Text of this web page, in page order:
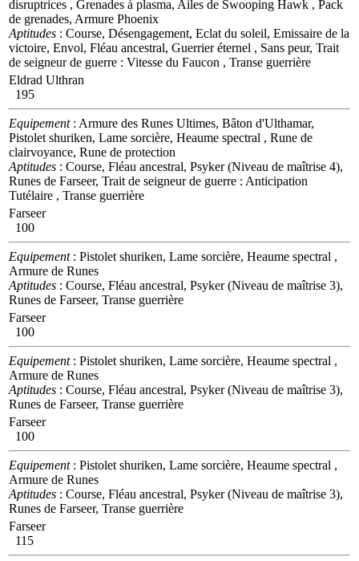
disruptrices , Grenades à plasma, Ailes de Swooping Hawk , Pack
de grenades, Armure Phoenix
Aptitudes : Course, Désengagement, Eclat du soleil, Emissaire de la
victoire, Envol, Fléau ancestral, Guerrier éternel , Sans peur, Trait
de seigneur de guerre : Vitesse du Faucon , Transe guerrière
Eldrad Ulthran
195
Equipement: Armure des Runes Ultimes, Bâton d'Ulthamar,
Pistolet shuriken, Lame sorcière, Heaume spectral , Rune de
clairvoyance, Rune de protection
Aptitudes : Course, Fléau ancestral, Psyker (Niveau de maîtrise 4),
Runes de Farseer, Trait de seigneur de guerre : Anticipation
Tutélaire , Transe guerrière
Farseer
100
Equipement: Pistolet shuriken, Lame sorcière, Heaume spectral ,
Armure de Runes
Aptitudes : Course, Fléau ancestral, Psyker (Niveau de maîtrise 3),
Runes de Farseer, Transe guerrière
Farseer
100
Equipement: Pistolet shuriken, Lame sorcière, Heaume spectral ,
Armure de Runes
Aptitudes : Course, Fléau ancestral, Psyker (Niveau de maîtrise 3),
Runes de Farseer, Transe guerrière
Farseer
100
Equipement: Pistolet shuriken, Lame sorcière, Heaume spectral ,
Armure de Runes
Aptitudes : Course, Fléau ancestral, Psyker (Niveau de maîtrise 3),
Runes de Farseer, Transe guerrière
Farseer
115